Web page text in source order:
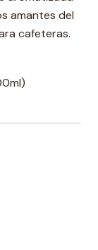
amantes del
cafeteras.